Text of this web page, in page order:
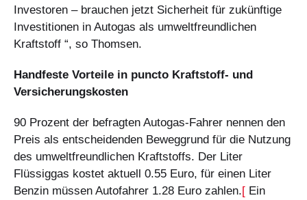
Investoren – brauchen jetzt Sicherheit für zukünftige
Investitionen in Autogas als umweltfreundlichen
Kraftstoff “, so Thomsen.
Handfeste Vorteile in puncto Kraftstoff- und
Versicherungskosten
90 Prozent der befragten Autogas-Fahrer nennen den
Preis als entscheidenden Beweggrund für die Nutzung
des umweltfreundlichen Kraftstoffs. Der Liter
Flüssiggas kostet aktuell 0.55 Euro, für einen Liter
Benzin müssen Autofahrer 1.28 Euro zahlen.[ Ein